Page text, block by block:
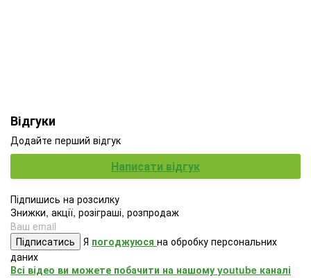
Відгуки
Додайте перший відгук
Написати відгук
Підпишись на розсилку
Знижки, акції, розіграші, розпродаж
Підписатись Я погоджуюся на обробку персональних
даних
Всі відео ви можете побачити на нашому youtube каналі